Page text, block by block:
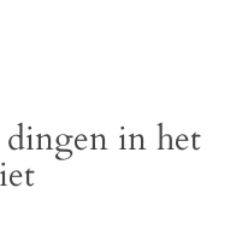
in het